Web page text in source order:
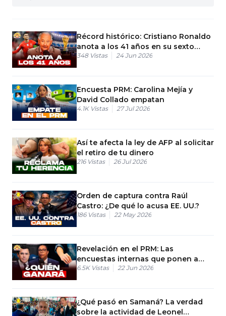
Récord histórico: Cristiano Ronaldo
anota a los 41 años en su sexto
mundial
348 Vistas 24 Jun 2026
Encuesta PRM: Carolina Mejía y
David Collado empatan
4.1K Vistas 27 Jul 2026
Así te afecta la ley de AFP al solicitar
el retiro de tu dinero
216 Vistas 26 Jul 2026
Orden de captura contra Raúl
Castro: ¿De qué lo acusa EE. UU.?
186 Vistas 22 May 2026
Revelación en el PRM: Las
encuestas internas que ponen a
David Collado arriba
6.5K Vistas 22 Jun 2026
¿Qué pasó en Samaná? La verdad
sobre la actividad de Leonel